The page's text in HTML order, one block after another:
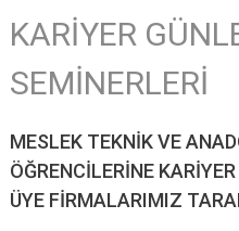
KARİYER
SEMİNERLERİ
MESLEK TEKNİK VE
ÖĞRENCİLERİNE
ÜYE FİRMALARIMIZ